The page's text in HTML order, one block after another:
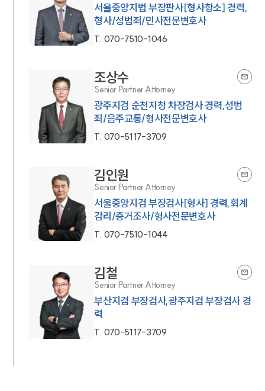
서울중앙지법 부장판사[형사항소] 경력,
형사/성범죄/민사전문변호사
T. 070-7510-1046
조상수
Senior Partner Attorney
광주지검 순천지청 차장검사 경력,성범
죄/음주교통/형사전문변호사
T. 070-5117-3709
김인원
Senior Partner Attorney
서울중앙지검 부장검사[형사] 경력,회계
감리/증거조사/형사전문변호사
T. 070-7510-1044
김철
Senior Partner Attorney
부산지검 부장검사,광주지검 부장검사 경
력
T. 070-5117-3709